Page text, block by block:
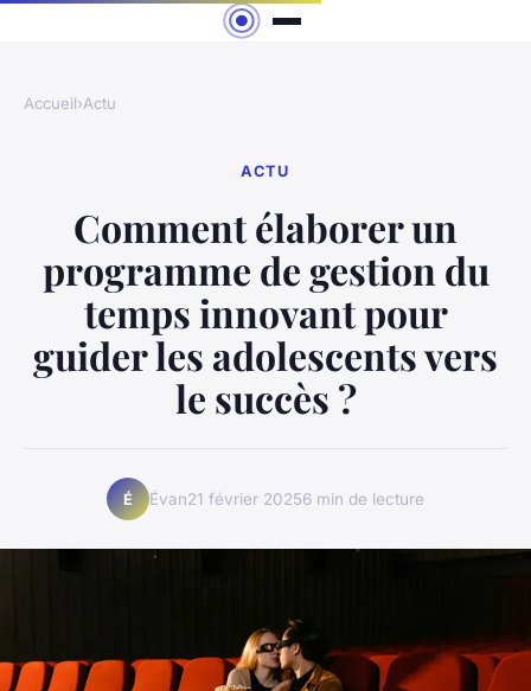
Accueil›Actu
ACTU
Comment élaborer un
programme de gestion du
temps innovant pour
guider les adolescents vers
le succès ?
É Évan21 février 20256 min de lecture